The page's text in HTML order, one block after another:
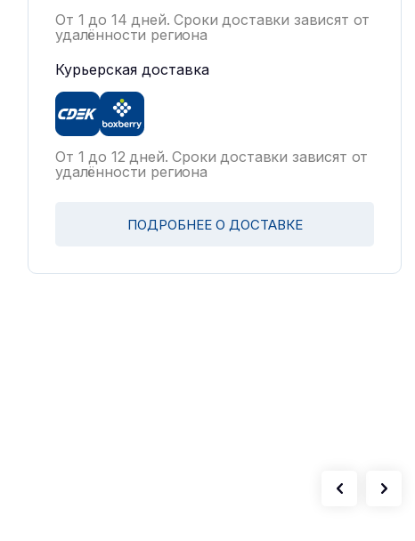
От 1 до 14 дней. Сроки доставки зависят от
удалённости региона
Курьерская доставка
От 1 до 12 дней. Сроки доставки зависят от
удалённости региона
ПОДРОБНЕЕ О ДОСТАВКЕ